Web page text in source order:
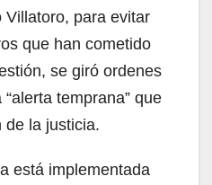
Villatoro, para evitar
que han cometido
se giró ordenes
temprana” que
de la justicia.
está implementada